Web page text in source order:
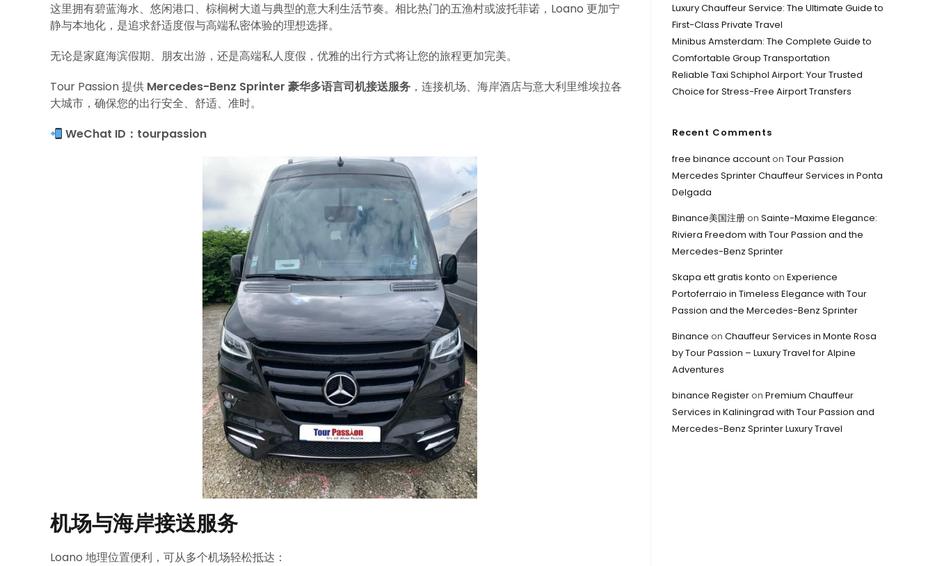
这里拥有碧蓝海水、悠闲港口、棕榈树大道与典型的意大利生活节奏。相比热门的五渔村或波托菲诺，Loano 更加宁
静与本地化，是追求舒适度假与高端私密体验的理想选择。
无论是家庭海滨假期、朋友出游，还是高端私人度假，优雅的出行方式将让您的旅程更加完美。
Tour Passion 提供 Mercedes-Benz Sprinter 豪华多语言司机接送服务 ，连接机场、海岸酒店与意大利里维埃拉各
大城市，确保您的出行安全、舒适、准时。
WeChat ID：tourpassion
机场与海岸接送服务
Loano 地理位置便利，可从多个机场轻松抵达：
Luxury Chauffeur Service: The Ultimate Guide to
First-Class Private Travel
Minibus Amsterdam: The Complete Guide to
Comfortable Group Transportation
Reliable Taxi Schiphol Airport: Your Trusted
Choice for Stress-Free Airport Transfers
Recent Comments
free binance accounton Tour Passion
Mercedes Sprinter Chauffeur Services in Ponta
Delgada
Binance美国注册on Sainte-Maxime Elegance:
Riviera Freedom with Tour Passion and the
Mercedes-Benz Sprinter
Skapa ett gratis konto on Experience
Portoferraio in Timeless Elegance with Tour
Passion and the Mercedes-Benz Sprinter
Binance on Chauffeur Services in Monte Rosa
by Tour Passion – Luxury Travel for Alpine
Adventures
binance Registeron Premium Chauffeur
Services in Kaliningrad with Tour Passion and
Mercedes-Benz Sprinter Luxury Travel